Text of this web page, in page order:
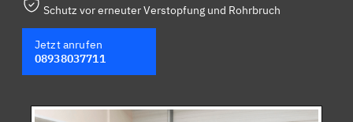
Schutz vor erneuter Verstopfung und Rohrbruch
Jetzt anrufen
08938037711